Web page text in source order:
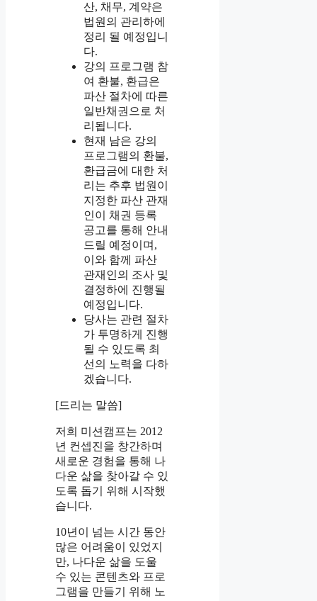
산, 채무, 계약은
법원의 관리하에
정리 될 예정입니
다.
강의 프로그램 참
여 환불, 환급은
파산 절차에 따른
일반채권으로 처
리됩니다.
현재 남은 강의
프로그램의 환불,
환급금에 대한 처
리는 추후 법원이
지정한 파산 관재
인이 채권 등록
공고를 통해 안내
드릴 예정이며,
이와 함께 파산
관재인의 조사 및
결정하에 진행될
예정입니다.
당사는 관련 절차
가 투명하게 진행
될 수 있도록 최
선의 노력을 다하
겠습니다.
[드리는 말씀]
저희 미션캠프는 2012
년 컨셉진을 창간하며
새로운 경험을 통해 나
다운 삶을 찾아갈 수 있
도록 돕기 위해 시작했
습니다.
10년이 넘는 시간 동안
많은 어려움이 있었지
만, 나다운 삶을 도울
수 있는 콘텐츠와 프로
그램을 만들기 위해 노